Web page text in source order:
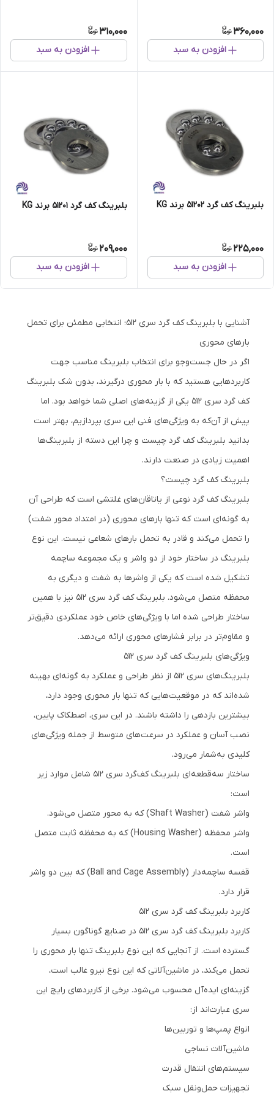
360,000
افزودن به سبد
310,000
افزودن به سبد
بلبرینگ کف گرد 51202 برند KG
225,000
افزودن به سبد
بلبرینگ کف گرد 51201 برند KG
209,000
افزودن به سبد
آشنایی با بلبرینگ کف گرد سری 512؛ انتخابی مطمئن برای تحمل
بارهای محوری
اگر در حال جست‌وجو برای انتخاب بلبرینگ مناسب جهت
کاربردهایی هستید که با بار محوری درگیرند، بدون شک بلبرینگ
کف گرد سری 512 یکی از گزینه‌های اصلی شما خواهد بود. اما
پیش از آن‌که به ویژگی‌های فنی این سری بپردازیم، بهتر است
بدانید بلبرینگ کف گرد چیست و چرا این دسته از بلبرینگ‌ها
اهمیت زیادی در صنعت دارند.
بلبرینگ کف گرد چیست؟
بلبرینگ کف گرد نوعی از یاتاقان‌های غلتشی است که طراحی آن
به گونه‌ای است که تنها بارهای محوری (در امتداد محور شفت)
را تحمل می‌کند و قادر به تحمل بارهای شعاعی نیست. این نوع
بلبرینگ در ساختار خود از دو واشر و یک مجموعه ساچمه
تشکیل شده است که یکی از واشرها به شفت و دیگری به
محفظه متصل می‌شود. بلبرینگ کف گرد سری 512 نیز با همین
ساختار طراحی شده اما با ویژگی‌های خاص خود عملکردی دقیق‌تر
و مقاوم‌تر در برابر فشارهای محوری ارائه می‌دهد.
ویژگی‌های بلبرینگ کف گرد سری 512
بلبرینگ‌های سری 512 از نظر طراحی و عملکرد به گونه‌ای بهینه
شده‌اند که در موقعیت‌هایی که تنها بار محوری وجود دارد،
بیشترین بازدهی را داشته باشند. در این سری، اصطکاک پایین،
نصب آسان و عملکرد در سرعت‌های متوسط از جمله ویژگی‌های
کلیدی به‌شمار می‌رود.
ساختار سه‌قطعه‌ای بلبرینگ کف‌گرد سری 512 شامل موارد زیر
است:
واشر شفت (Shaft Washer) که به محور متصل می‌شود.
واشر محفظه (Housing Washer) که به محفظه ثابت متصل
است.
قفسه ساچمه‌دار (Ball and Cage Assembly) که بین دو واشر
قرار دارد.
کاربرد بلبرینگ کف گرد سری 512
کاربرد بلبرینگ کف گرد سری 512 در صنایع گوناگون بسیار
گسترده است. از آنجایی که این نوع بلبرینگ تنها بار محوری را
تحمل می‌کند، در ماشین‌آلاتی که این نوع نیرو غالب است،
گزینه‌ای ایده‌آل محسوب می‌شود. برخی از کاربردهای رایج این
سری عبارت‌اند از:
انواع پمپ‌ها و توربین‌ها
ماشین‌آلات نساجی
سیستم‌های انتقال قدرت
تجهیزات حمل‌ونقل سبک